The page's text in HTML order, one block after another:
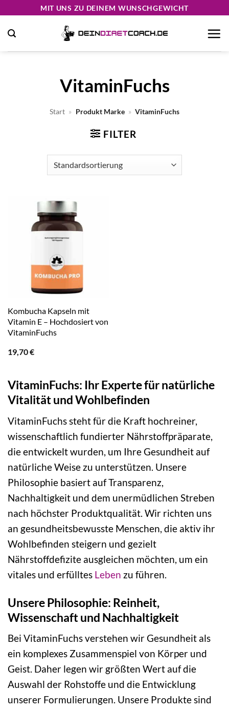
springen
MIT UNS ZU DEINEM WUNSCHGEWICHT
VitaminFuchs
Start » Produkt Marke » VitaminFuchs
FILTER
Kombucha Kapseln mit
Vitamin E – Hochdosiert von
VitaminFuchs
19,70€
VitaminFuchs: Ihr Experte für natürliche
Vitalität und Wohlbefinden
VitaminFuchs steht für die Kraft hochreiner,
wissenschaftlich fundierter Nährstoffpräparate,
die entwickelt wurden, um Ihre Gesundheit auf
natürliche Weise zu unterstützen. Unsere
Philosophie basiert auf Transparenz,
Nachhaltigkeit und dem unermüdlichen Streben
nach höchster Produktqualität. Wir richten uns
an gesundheitsbewusste Menschen, die aktiv ihr
Wohlbefinden steigern und gezielt
Nährstoffdefizite ausgleichen möchten, um ein
vitales und erfülltes Leben zu führen.
Unsere Philosophie: Reinheit,
Wissenschaft und Nachhaltigkeit
Bei VitaminFuchs verstehen wir Gesundheit als
ein komplexes Zusammenspiel von Körper und
Geist. Daher legen wir größten Wert auf die
Auswahl der Rohstoffe und die Entwicklung
unserer Formulierungen. Unsere Produkte sind